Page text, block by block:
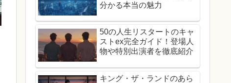
分かる本当の魅力
50の人生リスタートのキャ
ストex完全ガイド！登場人
物や特別出演者を徹底紹介
キング・ザ・ランドのあら